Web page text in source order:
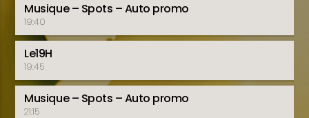
Musique – Spots – Auto promo
19:40
Le19H
19:45
Musique – Spots – Auto promo
21:15